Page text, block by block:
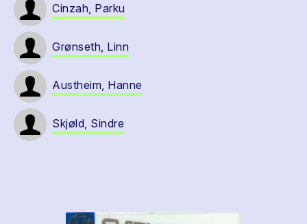
Cinzah, Parku
Grønseth, Linn
Austheim, Hanne
Skjøld, Sindre